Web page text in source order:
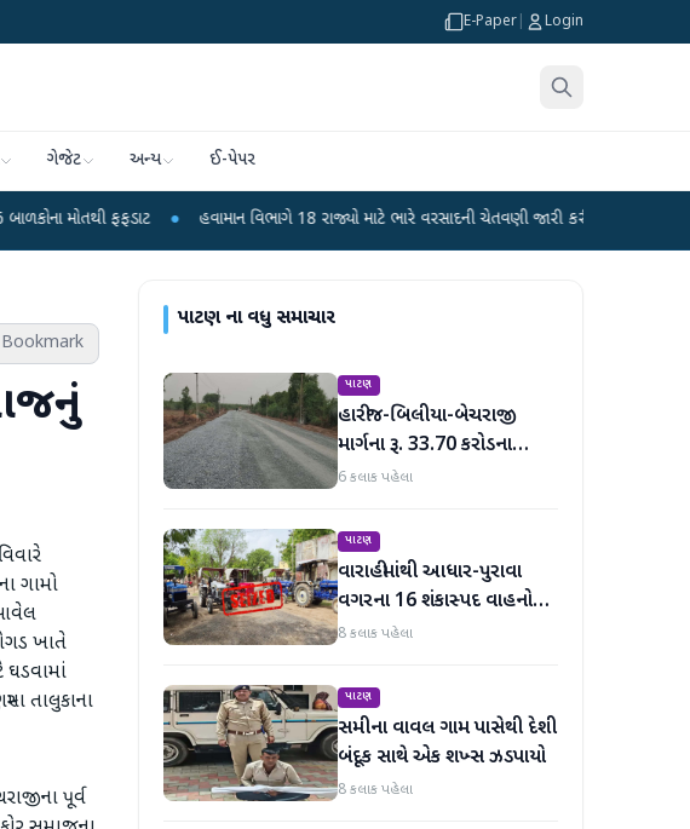
E-Paper Login
ગેજેટ અન્ય ઈ-પેપર
● હવામાન વિભાગે 18 રાજ્યો માટે ભારે વરસાદની ચેતવણી જારી કરી ● સિદ્ધપુરથી બોમ્બ
Bookmark
ગામો
આવેલ
ખાતે
ઘડવામાં
તાલુકાના
પૂર્વ
પાટણના વધુ સમાચાર
પાટણ
હારીજ-બિલીયા-બેચરાજી
માર્ગના રૂ. 33.70 કરોડના
વિકાસ કામો પૂરજોશમાં
6 કલાક પહેલા
પાટણ
વારાહીમાંથી આધાર-પુરાવા
વગરના 16 શંકાસ્પદ વાહનો
જપ્ત કરતી LCB પોલીસ
8 કલાક પહેલા
પાટણ
સમીના વાવલ ગામ પાસેથી દેશી
બંદૂક સાથે એક શખ્સ ઝડપાયો
8 કલાક પહેલા